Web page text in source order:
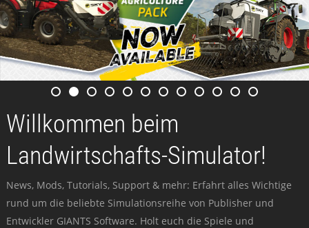
Willkommen beim
Landwirtschafts-Simulator!
News, Mods, Tutorials, Support & mehr: Erfahrt alles Wichtige
rund um die beliebte Simulationsreihe von Publisher und
Entwickler GIANTS Software. Holt euch die Spiele und